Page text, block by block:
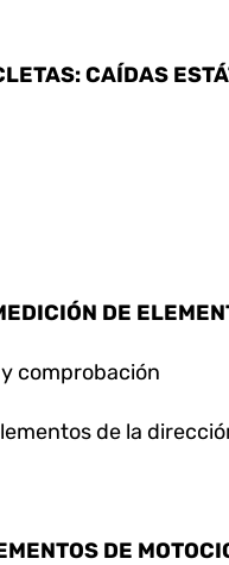
CAÍDAS
DE
comprobación
de la
DE